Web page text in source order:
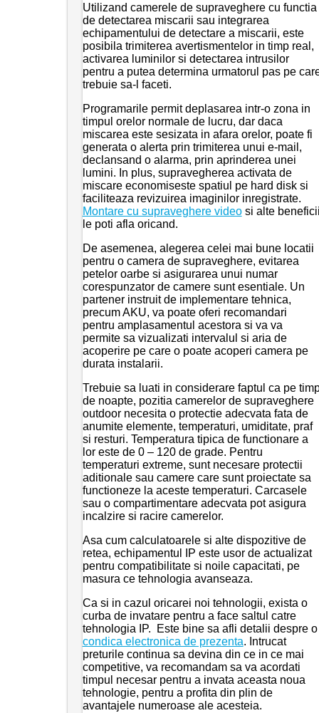
Utilizand camerele de supraveghere cu functia
de detectarea miscarii sau integrarea
echipamentului de detectare a miscarii, este
posibila trimiterea avertismentelor in timp real,
activarea luminilor si detectarea intrusilor
pentru a putea determina urmatorul pas pe
trebuie sa-l faceti.
Programarile permit deplasarea intr-o zona in
timpul orelor normale de lucru, dar daca
miscarea este sesizata in afara orelor, poate fi
generata o alerta prin trimiterea unui e-mail,
declansand o alarma, prin aprinderea unei
lumini. In plus, supravegherea activata de
miscare economiseste spatiul pe hard disk si
faciliteaza revizuirea imaginilor inregistrate.
Montare cu supraveghere videosi alte
le poti afla oricand.
De asemenea, alegerea celei mai bune locatii
pentru o camera de supraveghere, evitarea
petelor oarbe si asigurarea unui numar
corespunzator de camere sunt esentiale. Un
partener instruit de implementare tehnica,
precum AKU, va poate oferi recomandari
pentru amplasamentul acestora si va va
permite sa vizualizati intervalul si aria de
acoperire pe care o poate acoperi camera pe
durata instalarii.
Trebuie sa luati in considerare faptul ca pe
de noapte, pozitia camerelor de supraveghere
outdoor necesita o protectie adecvata fata de
anumite elemente, temperaturi, umiditate, praf
si resturi. Temperatura tipica de functionare a
lor este de 0 – 120 de grade. Pentru
temperaturi extreme, sunt necesare protectii
aditionale sau camere care sunt proiectate sa
functioneze la aceste temperaturi. Carcasele
sau o compartimentare adecvata pot asigura
incalzire si racire camerelor.
Asa cum calculatoarele si alte dispozitive de
retea, echipamentul IP este usor de actualizat
pentru compatibilitate si noile capacitati, pe
masura ce tehnologia avanseaza.
Ca si in cazul oricarei noi tehnologii, exista o
curba de invatare pentru a face saltul catre
tehnologia IP. Este bine sa afli detalii despre o
condica electronica de prezenta. Intrucat
preturile continua sa devina din ce in ce mai
competitive, va recomandam sa va acordati
timpul necesar pentru a invata aceasta noua
tehnologie, pentru a profita din plin de
avantajele numeroase ale acesteia.